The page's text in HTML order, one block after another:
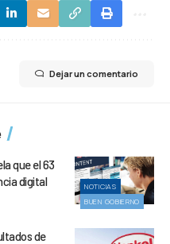
Dejar un comentario
NOTICIAS
BUEN GOBIERNO
que el 63
digital
de